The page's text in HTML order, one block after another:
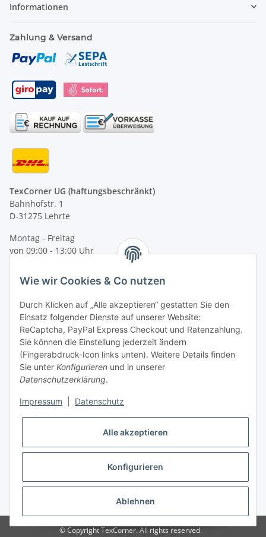
Informationen
Zahlung & Versand
TexCorner UG (haftungsbeschränkt)
Bahnhofstr. 1
D-31275 Lehrte
Montag - Freitag
von 09:00 - 13:00 Uhr
Tel: +49 (0) 5132 8230689
E-Mail:mail@texcorner.de
Vertrag widerrufen
* Alle Preise inkl. gesetzlicher USt., zzgl.Versand
© Copyright TexCorner. All rights reserved.
Wie wir Cookies & Co nutzen
Durch Klicken auf „Alle akzeptieren“ gestatten Sie den
Einsatz folgender Dienste auf unserer Website:
ReCaptcha, PayPal Express Checkout und Ratenzahlung.
Sie können die Einstellung jederzeit ändern
(Fingerabdruck-Icon links unten). Weitere Details finden
Sie unter Konfigurieren und in unserer
Datenschutzerklärung.
Impressum Datenschutz
Alle akzeptieren
Konfigurieren
Ablehnen